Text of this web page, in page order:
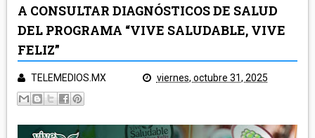
POLICÍA Y NOTA ROJA
SALUD
EDUCACIÓN
ECONOMÍA
CAMPO
GOBIERNO
LEGISLATIVO
A CONSULTAR DIAGNÓSTICOS DE SALUD
DEL PROGRAMA “VIVE SALUDABLE, VIVE
FELIZ”
TELEMEDIOS.MX viernes, octubre 31, 2025